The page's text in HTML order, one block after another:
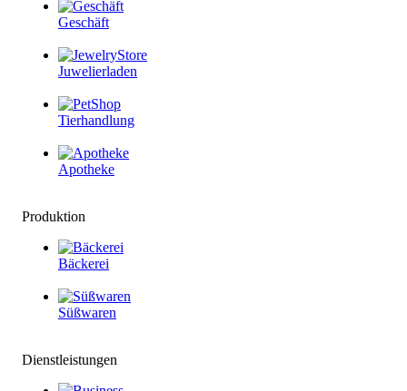
Geschäft
Juwelierladen
Tierhandlung
Apotheke
Produktion
Bäckerei
Süßwaren
Dienstleistungen